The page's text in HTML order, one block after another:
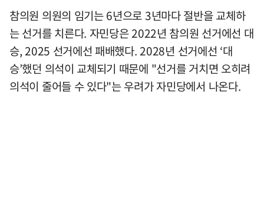
참의원 의원의 임기는 6년으로 3년마다 절반을 교체하
는 선거를 치른다. 자민당은 2022년 참의원 선거에선 대
승, 2025 선거에선 패배했다. 2028년 선거에선 ‘대
승’했던 의석이 교체되기 때문에 "선거를 거치면 오히려
의석이 줄어들 수 있다"는 우려가 자민당에서 나온다.